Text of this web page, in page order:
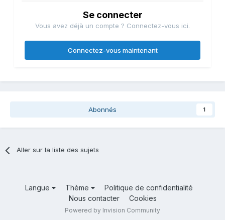
Se connecter
Vous avez déjà un compte ? Connectez-vous ici.
Connectez-vous maintenant
Abonnés 1
Aller sur la liste des sujets
Langue Thème
Politique de confidentialité
Nous contacter
Cookies
Powered by Invision Community